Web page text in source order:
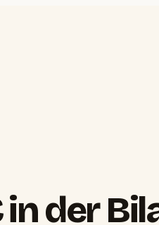
in der